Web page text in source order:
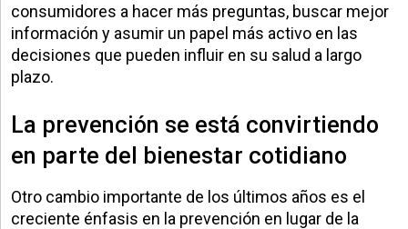
consumidores a hacer más preguntas, buscar mejor
información y asumir un papel más activo en las
decisiones que pueden influir en su salud a largo
plazo.
La prevención se está convirtiendo
en parte del bienestar cotidiano
Otro cambio importante de los últimos años es el
creciente énfasis en la prevención en lugar de la